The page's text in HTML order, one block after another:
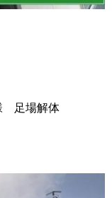
足場解体